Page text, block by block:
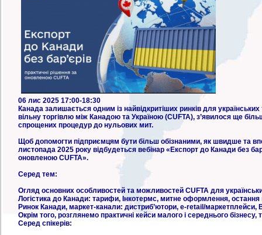
06 лис 2025 17:00-18:30
Канада залишається одним із найвідкритіших ринків для
вільну торгівлю між Канадою та Україною (CUFTA), з’явилося ще
спрощених процедур до нульових мит.
Щоб допомогти підприємцям бути більш обізнаними, як швидше та
листопада 2025 року відбудеться вебінар «Експорт до Канади без
оновленою CUFTA».
Серед тем:
Огляд основних особливостей та можливостей CUFTA для
Логістика до Канади: тарифи, Інкотермс, митне оформлення,
Ринок Канади, маркет-канали: дистриб’ютори, e-retail/маркетплейси,
Окрім того, розглянемо практичні кейси малого і середнього
Серед спікерів: